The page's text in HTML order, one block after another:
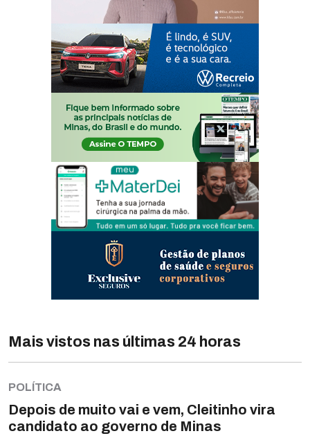
Mais vistos nas últimas 24 horas
POLÍTICA
Depois de muito vai e vem, Cleitinho vira
candidato ao governo de Minas